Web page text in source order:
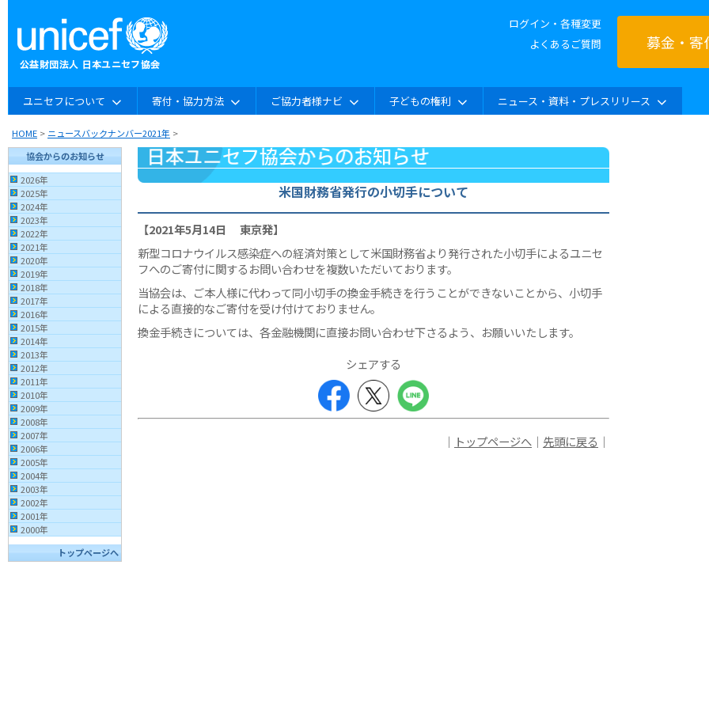
ログイン・各種変更
よくあるご質問
募金・寄
ユニセフについて 寄付・協力方法 ご協力者様ナビ 子どもの権利 ニュース・資料・プレスリリース
HOME > ニュースバックナンバー2021年 >
協会からのお知らせ
2026年
2025年
2024年
2023年
2022年
2021年
2020年
2019年
2018年
2017年
2016年
2015年
2014年
2013年
2012年
2011年
2010年
2009年
2008年
2007年
2006年
2005年
2004年
2003年
2002年
2001年
2000年
トップページへ
米国財務省発行の小切手について
【2021年5月14日 東京発】
新型コロナウイルス感染症への経済対策として米国財務省より発行された小切手によるユニセ
フへのご寄付に関するお問い合わせを複数いただいております。
当協会は、ご本人様に代わって同小切手の換金手続きを行うことができないことから、小切手
による直接的なご寄付を受け付けておりません。
換金手続きについては、各金融機関に直接お問い合わせ下さるよう、お願いいたします。
シェアする
｜ トップページへ ｜ 先頭に戻る ｜